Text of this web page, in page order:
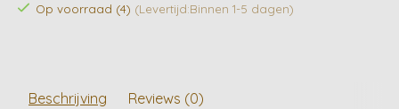
Op voorraad (4) (Levertijd:Binnen 1-5 dagen)
Beschrijving Reviews (0)